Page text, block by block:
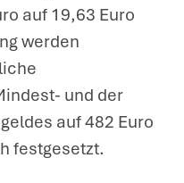
auf 19,63 Euro
werden
und der
auf 482 Euro
festgesetzt.